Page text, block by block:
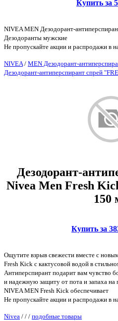
Купить за
NIVEA MEN Дезодорант-
Дезодоранты мужские
Не пропускайте акции и распродажи в
NIVEA/ MEN Дезодорант-
Дезодорант-антиперспирант спрей
Дезодорант-
Nivea Men Fresh
150
Купить за
Ощутите взрыв свежести вместе с
Fresh Kick с кактусовой водой в
Антиперспирант подарит вам чувство
и надежную защиту от пота и запаха
NIVEA MEN Fresh Kick обеспечивает
Не пропускайте акции и распродажи в
Nivea / / / подобные товары